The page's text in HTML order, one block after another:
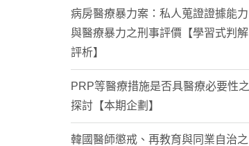
病房醫療暴力案：私人蒐證證據能力
與醫療暴力之刑事評價【學習式判解
評析】
PRP等醫療措施是否具醫療必要性之
探討【本期企劃】
韓國醫師懲戒、再教育與同業自治之